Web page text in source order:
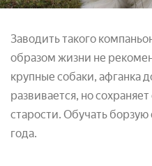
Заводить такого
образом жизни не
крупные собаки, афганка
развивается, но
старости. Обучать борзую
года.